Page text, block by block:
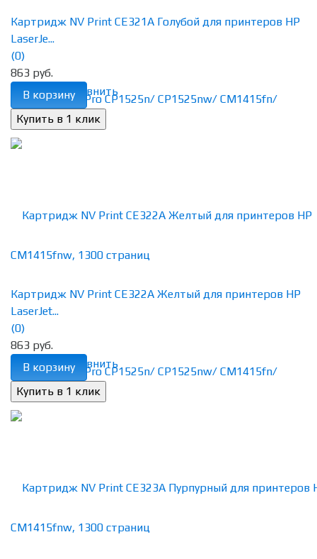
избранное сравнить
Картридж NV Print CE321A Голубой для принтеров HP
LaserJe...
(0)
863 руб.
В корзину
избранное сравнить
Картридж NV Print CE322A Желтый для принтеров HP
LaserJet...
(0)
863 руб.
В корзину